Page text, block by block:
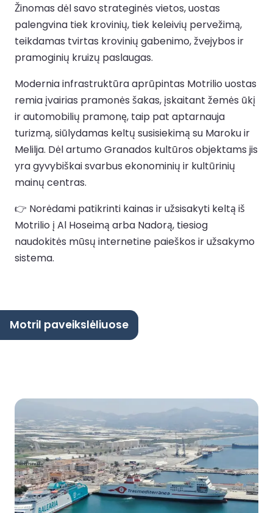
Žinomas dėl savo strateginės vietos, uostas
palengvina tiek krovinių, tiek keleivių pervežimą,
teikdamas tvirtas krovinių gabenimo, žvejybos ir
pramoginių kruizų paslaugas.
Modernia infrastruktūra aprūpintas Motrilio uostas
remia įvairias pramonės šakas, įskaitant žemės ūkį
ir automobilių pramonę, taip pat aptarnauja
turizmą, siūlydamas keltų susisiekimą su Maroku ir
Melilja. Dėl artumo Granados kultūros objektams jis
yra gyvybiškai svarbus ekonominių ir kultūrinių
mainų centras.
👉 Norėdami patikrinti kainas ir užsisakyti keltą iš
Motrilio į Al Hoseimą arba Nadorą, tiesiog
naudokitės mūsų internetine paieškos ir užsakymo
sistema.
Motril paveikslėliuose